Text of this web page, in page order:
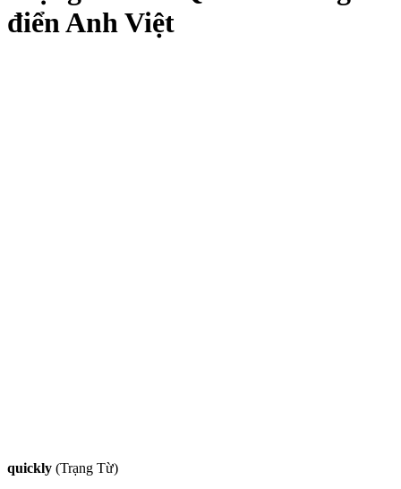
điển Anh Việt
quickly (Trạng Từ)